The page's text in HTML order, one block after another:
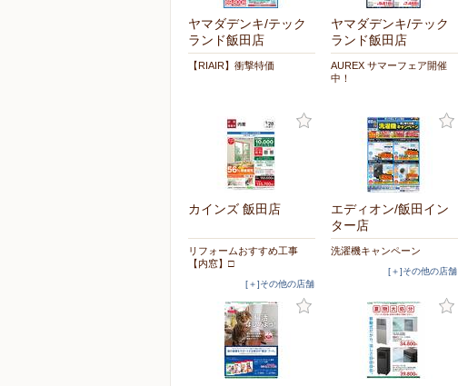
ヤマダデンキ/テック
ランド飯田店
【RIAIR】衝撃特価
ヤマダデンキ/テック
ランド飯田店
AUREX サマーフェア開催
中！
カインズ 飯田店
リフォームおすすめ工事
【内窓】□
[＋]その他の店舗
エディオン/飯田イン
ター店
洗濯機キャンペーン
[＋]その他の店舗